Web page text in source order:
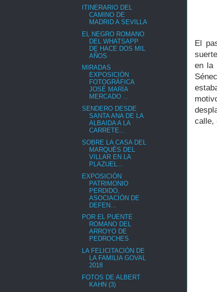
El
en la
calle,
ITINERARIO DEL
CAMINO DE
MADRID A SEVILLA
EL NEGRO ROMANO
DEL WHATSAPP
DE HACE DOS MIL
AÑOS
MIRADAS
EXPOSICIÓN
FOTOGRÁFICA
JOSÉ MARÍA
MERCADO ...
SENDERO DESDE
SANTA ANA DE LA
ALBAIDA A LA
CARRETE...
SOBRE LA CASA DEL
MARQUÉS DEL
VILLAR EN LA
PLAZUEL...
EXPOSICIÓN
PATRIMONIO
PERDIDO,
ASOCIACIÓN DE
DEFEN...
POR EL PUENTE
ROMANO DEL
ARROYO DE
PEDROCHES
LA FELICITACIÓN DE
LA FAMILIA GOVAL
2018
FOTOS DE ALBERT
KAHN (3)